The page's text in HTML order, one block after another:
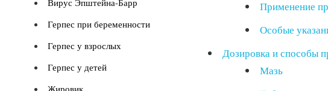
Применение
Особые
Дозировка и способы
Мазь
Герпес при беременности
Герпес у взрослых
Герпес у детей
Жировик